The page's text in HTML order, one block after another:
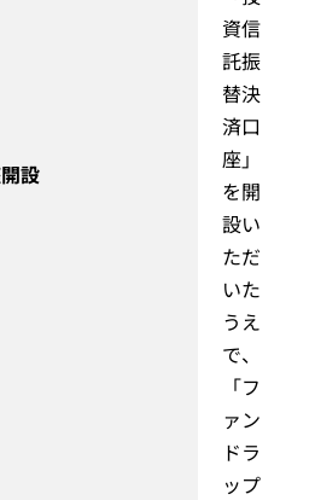
設
資信
託振
替決
済口
座」
を開
設い
ただ
いた
うえ
で、
「フ
ァン
ドラ
ップ